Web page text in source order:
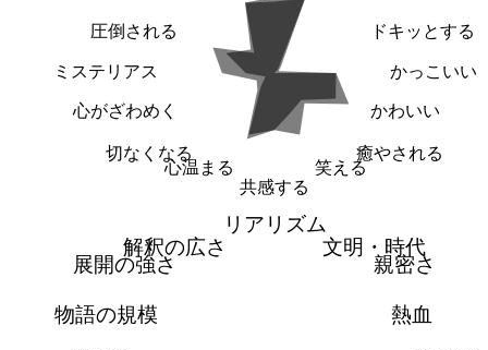
ドキッとする
かっこいい
かわいい
癒やされる
笑える
共感する
心温まる
切なくなる
心がざわめく
ミステリアス
圧倒される
リアリズム
文明・時代
親密さ
熱血
物語の規模
展開の強さ
解釈の広さ